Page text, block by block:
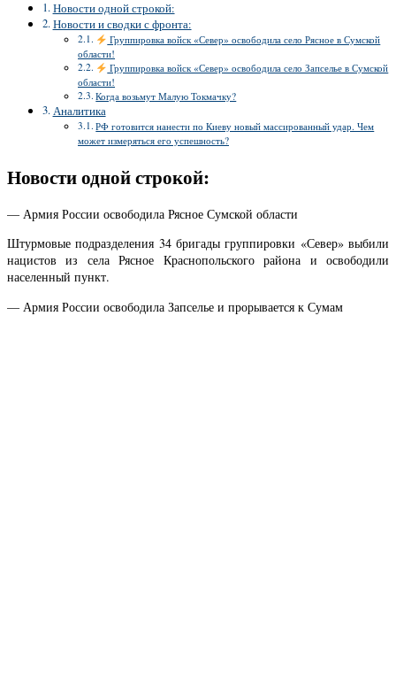
Новости одной строкой:
Новости и сводки с фронта:
Группировка войск «Север» освободила село Рясное в Сумской
области!
Группировка войск «Север» освободила село Запселье в Сумской
области!
Когда возьмут Малую Токмачку?
Аналитика
РФ готовится нанести по Киеву новый массированный удар. Чем
может измеряться его успешность?
Новости одной строкой:
— Армия России освободила Рясное Сумской области
Штурмовые подразделения 34 бригады группировки «Север» выбили
нацистов из села Рясное Краснопольского района и освободили
населенный пункт.
— Армия России освободила Запселье и прорывается к Сумам